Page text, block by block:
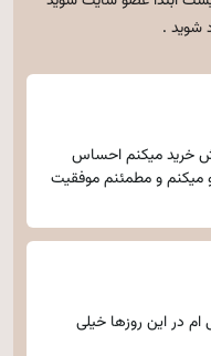
شوید .
خرید میکنم احساس
میکنم و مطمئنم موفقیت
در این روزها خیلی